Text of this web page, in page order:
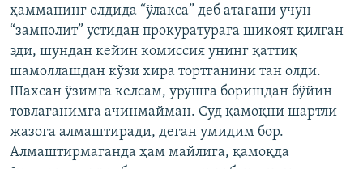
ҳамманинг олдида “ўлакса” деб атагани учун
“замполит” устидан прокуратурага шикоят қилган
эди, шундан кейин комиссия унинг қаттиқ
шамоллашдан кўзи хира тортганини тан олди.
Шахсан ўзимга келсам, урушга боришдан бўйин
товлаганимга ачинмайман. Суд қамоқни шартли
жазога алмаштиради, деган умидим бор.
Алмаштирмаганда ҳам майлига, қамоқда